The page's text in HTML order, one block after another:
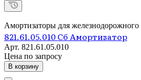
Амортизаторы для железнодорожного
821.61.05.010 Сб Амортизатор
Арт. 821.61.05.010
Цена по запросу
В корзину